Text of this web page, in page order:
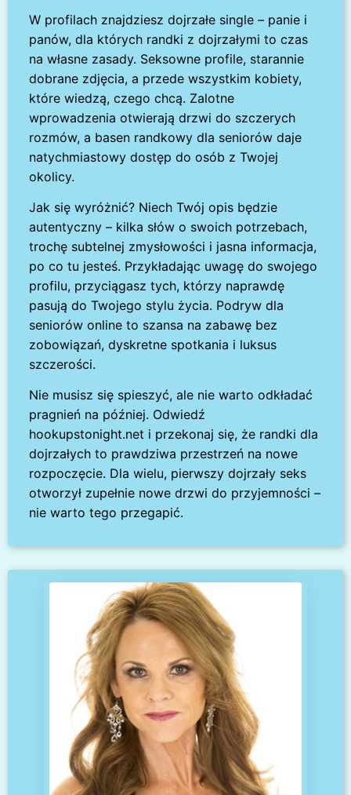
W profilach znajdziesz dojrzałe single – panie i
panów, dla których randki z dojrzałymi to czas
na własne zasady. Seksowne profile, starannie
dobrane zdjęcia, a przede wszystkim kobiety,
które wiedzą, czego chcą. Zalotne
wprowadzenia otwierają drzwi do szczerych
rozmów, a basen randkowy dla seniorów daje
natychmiastowy dostęp do osób z Twojej
okolicy.
Jak się wyróżnić? Niech Twój opis będzie
autentyczny – kilka słów o swoich potrzebach,
trochę subtelnej zmysłowości i jasna informacja,
po co tu jesteś. Przykładając uwagę do swojego
profilu, przyciągasz tych, którzy naprawdę
pasują do Twojego stylu życia. Podryw dla
seniorów online to szansa na zabawę bez
zobowiązań, dyskretne spotkania i luksus
szczerości.
Nie musisz się spieszyć, ale nie warto odkładać
pragnień na później. Odwiedź
hookupstonight.net i przekonaj się, że randki dla
dojrzałych to prawdziwa przestrzeń na nowe
rozpoczęcie. Dla wielu, pierwszy dojrzały seks
otworzył zupełnie nowe drzwi do przyjemności –
nie warto tego przegapić.